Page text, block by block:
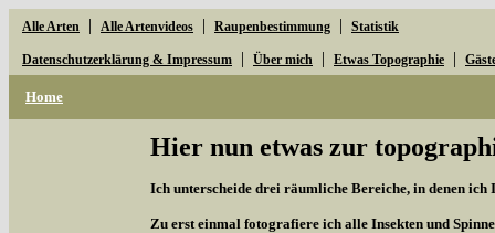
Alle Arten | Alle Artenvideos | Raupenbestimmung | Statistik
Datenschutzerklärung & Impressum | Über mich | Etwas Topographie |
Home
Hier nun etwas zur
Ich unterscheide drei räumliche Bereiche, in denen ich
Zu erst einmal fotografiere ich alle Insekten und